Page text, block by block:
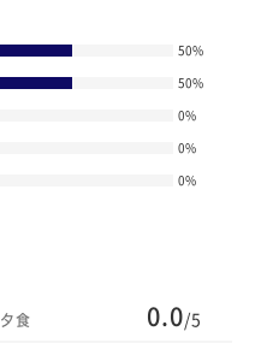
50%
50%
0%
0%
0%
夕食 0.0/5